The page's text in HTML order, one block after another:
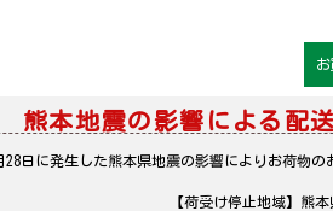
熊本地震の影響による配
28日に発生した熊本県地震の影響によりお荷物
【荷受け停止地域】熊